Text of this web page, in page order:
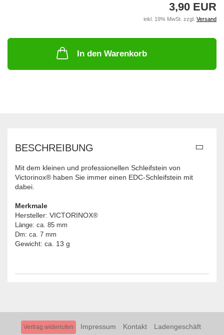
3,90 EUR
inkl. 19% MwSt. zzgl. Versand
In den Warenkorb
BESCHREIBUNG
Mit dem kleinen und professionellen Schleifstein von
Victorinox® haben Sie immer einen EDC-Schleifstein mit
dabei.
Merkmale
Hersteller: VICTORINOX®
Länge: ca. 85 mm
Dm: ca. 7 mm
Gewicht: ca. 13 g
Vertrag widerrufen Impressum Kontakt Ladengeschäft